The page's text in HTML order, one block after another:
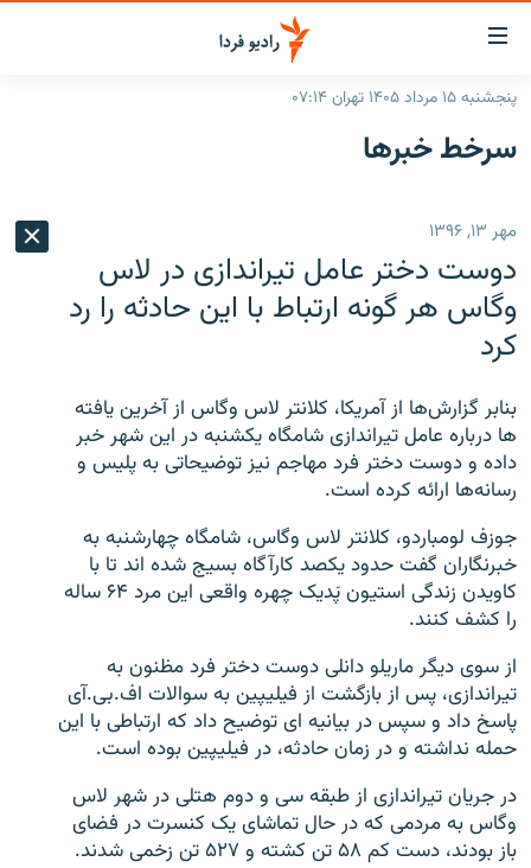
لینک‌های
قابلیت
دسترسی
بازگشت
اصلی
رفتن
صفحه
جستجو
ایران
انتخاب کنید و بشنوید
برنامه‌های رادیویی
پادکست
چندرسانه‌ای
گزارش‌های ویدئویی
English
به ما بپیوندید
زبان‌های دیگر
پنجشنبه ۱۵ مرداد ۱۴۰۵ تهران ۰۷:۱۴
سرخط‌ خبرها
مهر ۱۳, ۱۳۹۶
دوست دختر عامل تیراندازی در لاس
وگاس هر گونه ارتباط با این حادثه را رد
کرد
بنابر گزارش‌ها از آمریکا، کلانتر لاس وگاس از آخرین یافته
ها درباره عامل تیراندازی شامگاه یکشنبه در این شهر خبر
داده و دوست دختر فرد مهاجم نیز توضیحاتی به پلیس و
رسانه‌ها ارائه کرده است.
جوزف لومباردو، کلانتر لاس وگاس، شامگاه چهارشنبه به
خبرنگاران گفت حدود یکصد کارآگاه بسیج شده اند تا با
کاویدن زندگی استیون پَدیک چهره واقعی این مرد ۶۴ ساله
را کشف کنند.
از سوی دیگر ماریلو دانلی دوست دختر فرد مظنون به
تیراندازی، پس از بازگشت از فیلیپین به سوالات اف.بی.آی
پاسخ داد و سپس در بیانیه ای توضیح داد که ارتباطی با این
حمله نداشته و در زمان حادثه، در فیلیپین بوده است.
در جریان تیراندازی از طبقه سی و دوم هتلی در شهر لاس
وگاس به مردمی که در حال تماشای یک کنسرت در فضای
باز بودند، دست کم ۵۸ تن کشته و ۵۲۷ تن زخمی شدند.